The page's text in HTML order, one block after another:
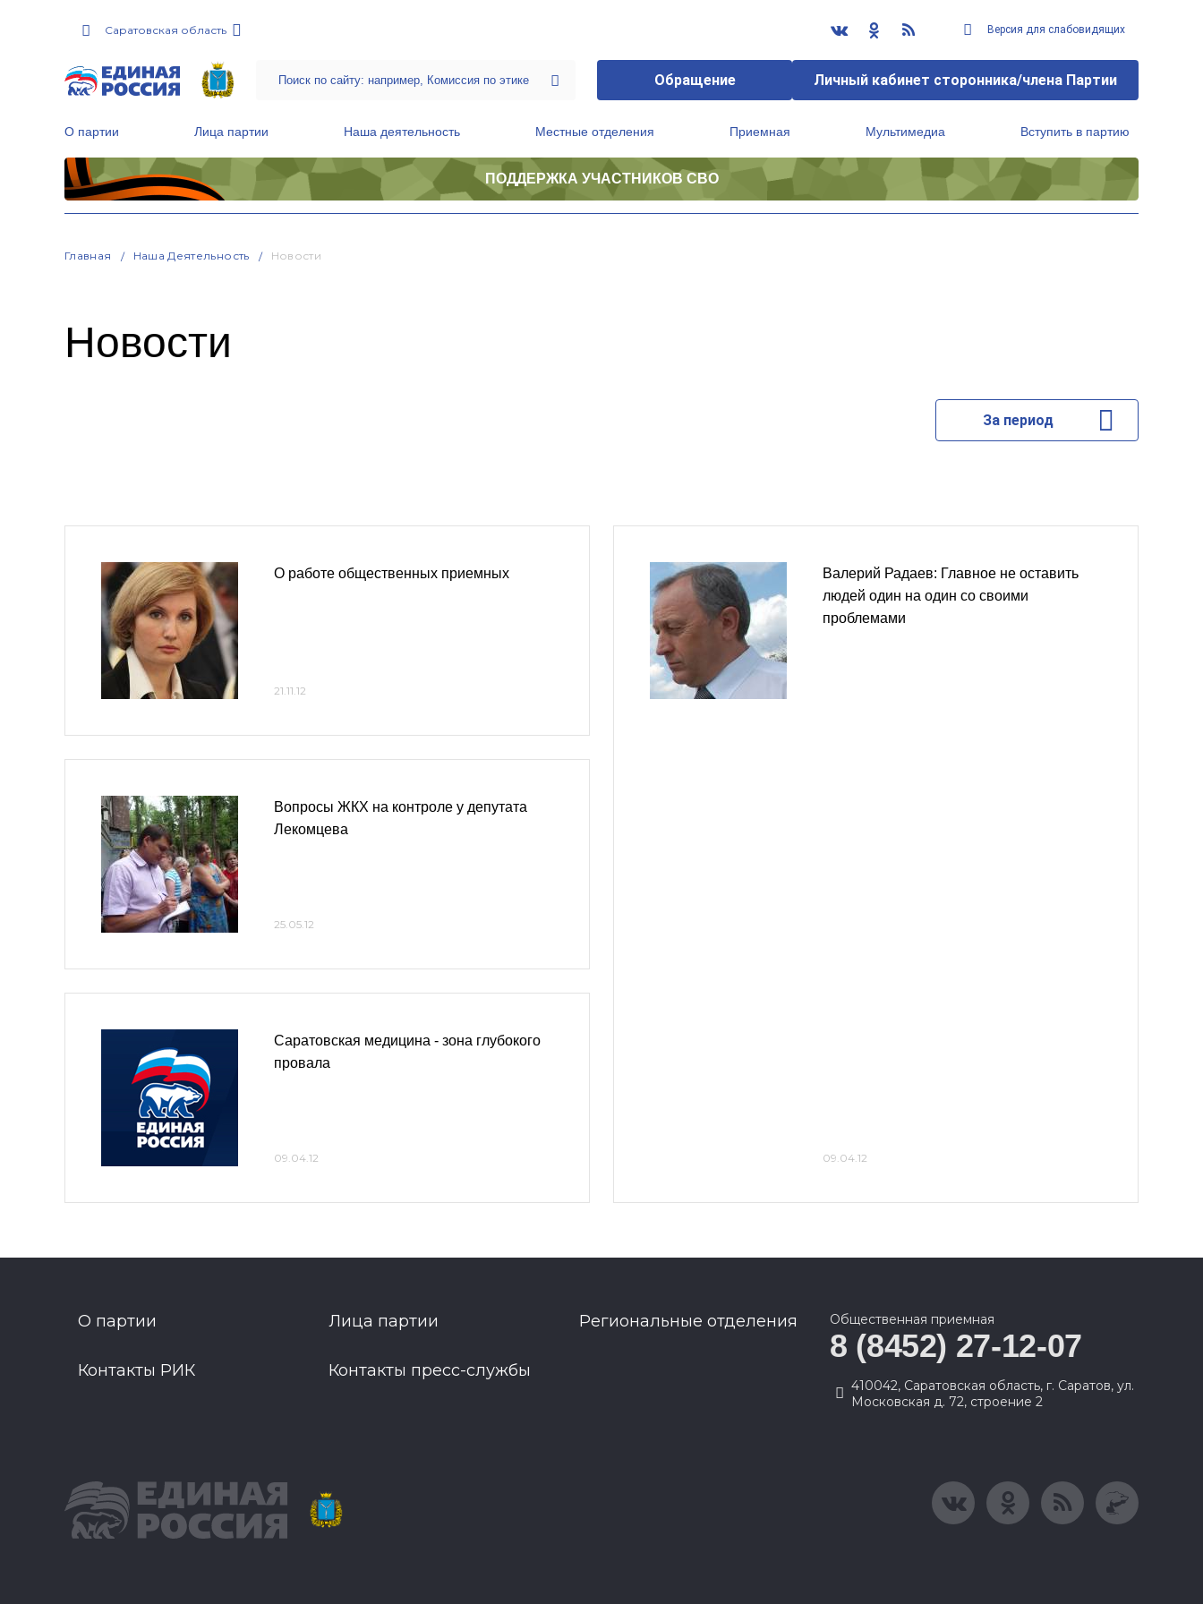
Саратовская область Версия для слабовидящих
Обращение Личный кабинет сторонника/члена Партии
О партии Лица партии Наша деятельность Местные отделения Приемная Мультимедиа Вступить в партию
ПОДДЕРЖКА УЧАСТНИКОВ СВО
Главная Наша Деятельность Новости
Новости
За период
О работе общественных приемных
21.11.12
Вопросы ЖКХ на контроле у депутата
Лекомцева
25.05.12
Саратовская медицина - зона глубокого
провала
09.04.12
Валерий Радаев: Главное не оставить
людей один на один со своими
проблемами
09.04.12
О партии Лица партии Региональные отделения
Контакты РИК Контакты пресс-службы
Общественная приемная
8 (8452) 27-12-07
410042, Саратовская область, г. Саратов, ул.
Московская д. 72, строение 2